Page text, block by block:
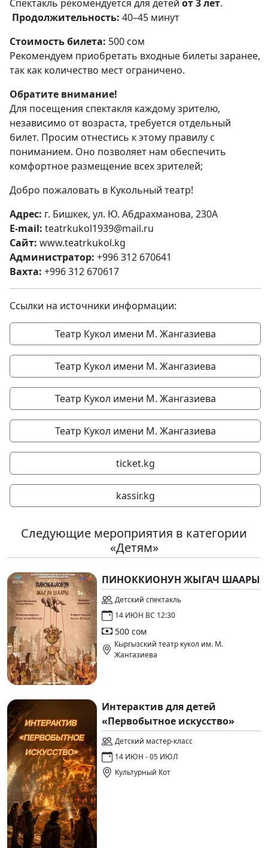
Спектакль рекомендуется для детей от 3 лет.
Продолжительность: 40–45 минут
Стоимость билета: 500 сом
Рекомендуем приобретать входные билеты заранее,
так как количество мест ограничено.
Обратите внимание!
Для посещения спектакля каждому зрителю,
независимо от возраста, требуется отдельный
билет. Просим отнестись к этому правилу с
пониманием. Оно позволяет нам обеспечить
комфортное размещение всех зрителей;
Добро пожаловать в Кукольный театр!
Адрес: г. Бишкек, ул. Ю. Абдрахманова, 230А
E-mail: teatrkukol1939@mail.ru
Сайт: www.teatrkukol.kg
Администратор: +996 312 670641
Вахта: +996 312 670617
Ссылки на источники информации:
Театр Кукол имени М. Жангазиева
Театр Кукол имени М. Жангазиева
Театр Кукол имени М. Жангазиева
Театр Кукол имени М. Жангазиева
ticket.kg
kassir.kg
Следующие мероприятия в категории
«Детям»
ПИНОККИОНУН ЖЫГАЧ ШААРЫ
Детский спектакль
14 ИЮН ВС 12:30
500 сом
Кыргызский театр кукол им. М.
Жангазиева
Интерактив для детей
«Первобытное искусство»
Детский мастер-класс
14 ИЮН - 05 ИЮЛ
Культурный Кот